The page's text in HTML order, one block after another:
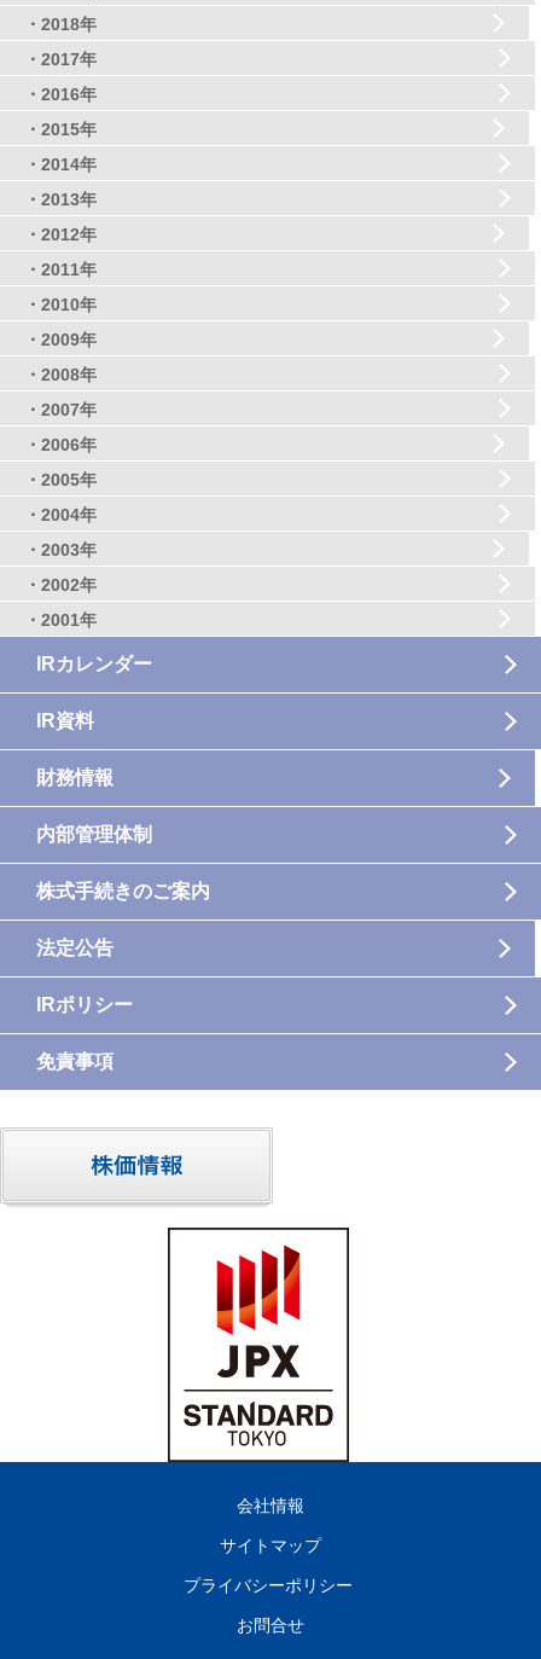
・2018年
・2017年
・2016年
・2015年
・2014年
・2013年
・2012年
・2011年
・2010年
・2009年
・2008年
・2007年
・2006年
・2005年
・2004年
・2003年
・2002年
・2001年
IRカレンダー
IR資料
財務情報
内部管理体制
株式手続きのご案内
法定公告
IRポリシー
免責事項
会社情報
サイトマップ
プライバシーポリシー
お問合せ